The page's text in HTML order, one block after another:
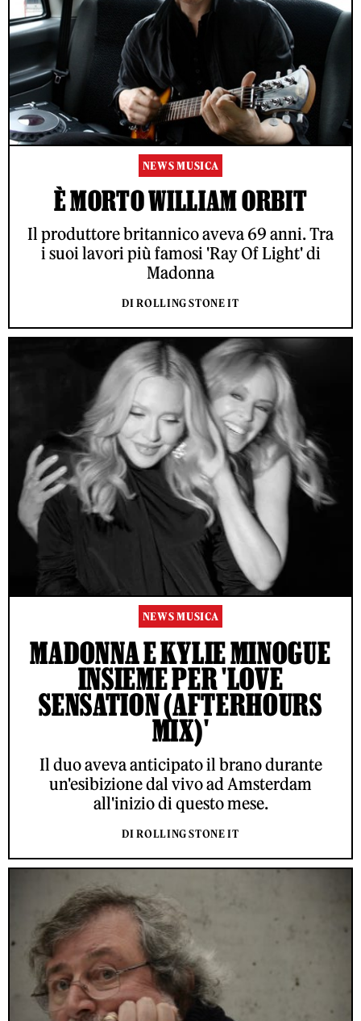
NEWS MUSICA
È MORTO WILLIAM ORBIT
Il produttore britannico aveva 69 anni. Tra
i suoi lavori più famosi 'Ray Of Light' di
Madonna
DI ROLLING STONE IT
NEWS MUSICA
MADONNA E KYLIE MINOGUE
INSIEME PER 'LOVE
SENSATION (AFTERHOURS
MIX)'
Il duo aveva anticipato il brano durante
un'esibizione dal vivo ad Amsterdam
all'inizio di questo mese.
DI ROLLING STONE IT